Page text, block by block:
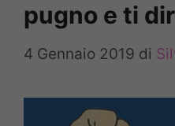
pugno e ti
4 Gennaio 2019 di